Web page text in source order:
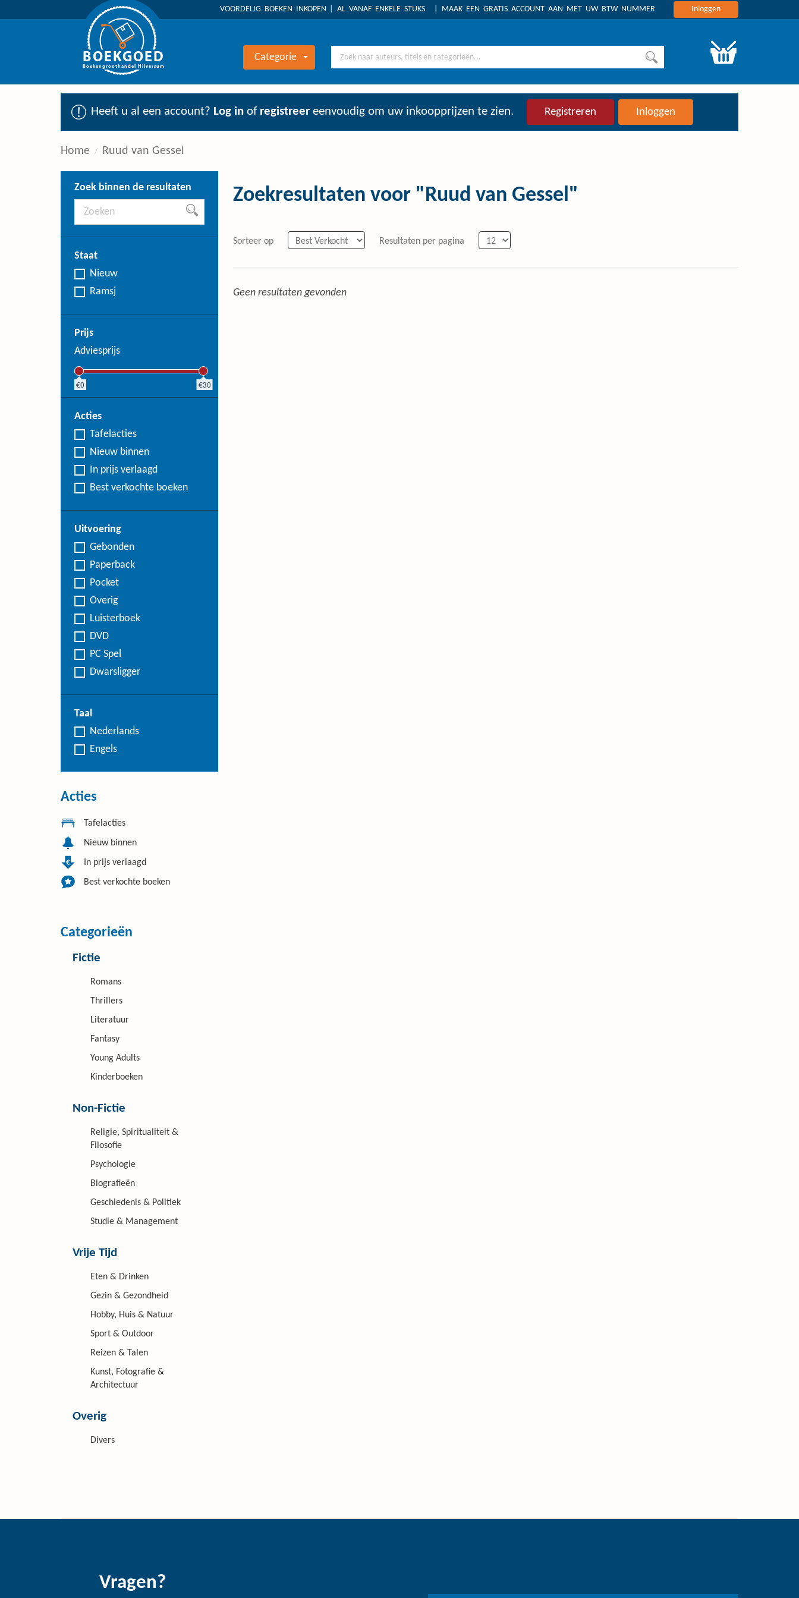
VOORDELIG BOEKEN INKOPEN AL VANAF ENKELE STUKS MAAK EEN GRATIS ACCOUNT AAN MET UW BTW NUMMER Inloggen
BOEKGOED
Boekengroothandel Hilversum
Categorie
Heeft u al een account? Log in of registreer eenvoudig om uw inkoopprijzen te zien. Registreren Inloggen
Home Ruud van Gessel
Zoek binnen de resultaten
Staat
Nieuw
Ramsj
Prijs
Adviesprijs
0 30
Acties
Tafelacties
Nieuw binnen
In prijs verlaagd
Best verkochte boeken
Uitvoering
Gebonden
Paperback
Pocket
Overig
Luisterboek
DVD
PC Spel
Dwarsligger
Taal
Nederlands
Engels
Acties
Tafelacties
Nieuw binnen
In prijs verlaagd
Best verkochte boeken
Categorieën
Fictie
Romans
Thrillers
Literatuur
Fantasy
Young Adults
Kinderboeken
Non-Fictie
Religie, Spiritualiteit &
Filosofie
Psychologie
Biografieën
Geschiedenis & Politiek
Studie & Management
Vrije Tijd
Eten & Drinken
Gezin & Gezondheid
Hobby, Huis & Natuur
Sport & Outdoor
Reizen & Talen
Kunst, Fotografie &
Architectuur
Overig
Divers
Zoekresultaten voor "Ruud van Gessel"
Sorteer op Resultaten per pagina
Geen resultaten gevonden
Vragen?